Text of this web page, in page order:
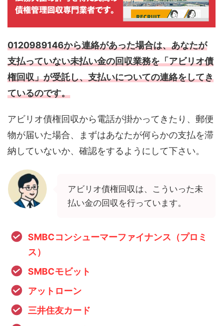
0120989146から連絡があった場合は、あなたが
支払っていない未払い金の回収業務を「アビリオ債
権回収」が受託し、支払いについての連絡をしてき
ているのです。
アビリオ債権回収から電話が掛かってきたり、郵便
物が届いた場合、まずはあなたが何らかの支払を滞
納していないか、確認をするようにして下さい。
アビリオ債権回収は、こういった未
払い金の回収を行っています。
SMBCコンシューマーファイナンス（プロミ
ス）
SMBCモビット
アットローン
三井住友カード